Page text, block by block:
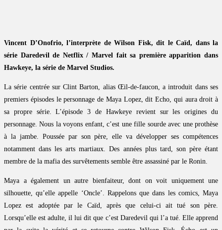
Vincent D’Onofrio, l’interprète de Wilson Fisk, dit le Caïd, dans la
série Daredevil de Netflix / Marvel fait sa première apparition dans
Hawkeye, la série de Marvel Studios.
La série centrée sur Clint Barton, alias Œil-de-faucon, a introduit dans ses
premiers épisodes le personnage de Maya Lopez, dit Echo, qui aura droit à
sa propre série. L’épisode 3 de Hawkeye revient sur les origines du
personnage. Nous la voyons enfant, c’est une fille sourde avec une prothèse
à la jambe. Poussée par son père, elle va développer ses compétences
notamment dans les arts martiaux. Des années plus tard, son père étant
membre de la mafia des survêtements semble être assassiné par le Ronin.
Maya a également un autre bienfaiteur, dont on voit uniquement une
silhouette, qu’elle appelle ‘Oncle’. Rappelons que dans les comics, Maya
Lopez est adoptée par le Caïd, après que celui-ci ait tué son père.
Lorsqu’elle est adulte, il lui dit que c’est Daredevil qui l’a tué. Elle apprend